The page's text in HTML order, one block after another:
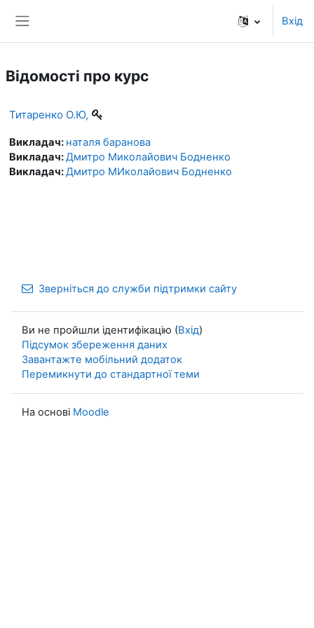
Вхід
Відомості про курс
Титаренко О.Ю,
Викладач: наталя баранова
Викладач:Дмитро Миколайович Бодненко
Викладач:Дмитро МИколайович Бодненко
Зверніться до служби підтримки сайту
Ви не пройшли ідентифікацію (Вхід)
Підсумок збереження даних
Завантажте мобільний додаток
Перемикнути до стандартної теми
На основі Moodle